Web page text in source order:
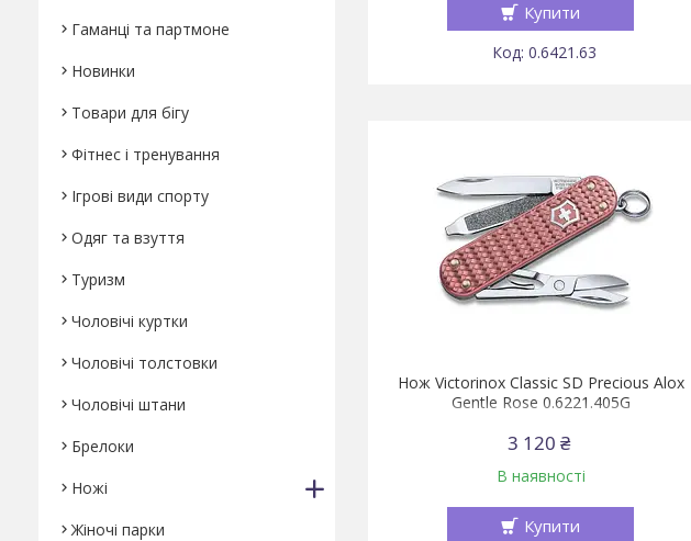
Купити
0.6421.63
Нoж Victorinox Classic SD Precious Alox
Gentle Rose 0.6221.405G
3 120 ₴
В наявності
Купити
Гаманці та партмоне
Новинки
Товари для бігу
Фітнес і тренування
Ігрові види спорту
Одяг та взуття
Туризм
Чоловічі куртки
Чоловічі толстовки
Чоловічі штани
Брелоки
Ножі
Жіночі парки